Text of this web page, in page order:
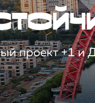
проект +1 и